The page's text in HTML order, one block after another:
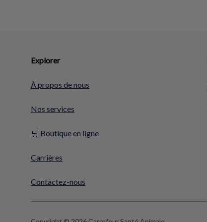
Explorer
À propos de nous
Nos services
🛒 Boutique en ligne
Carrières
Contactez-nous